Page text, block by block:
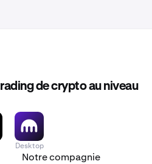
de crypto au niveau
Desktop
Notre compagnie